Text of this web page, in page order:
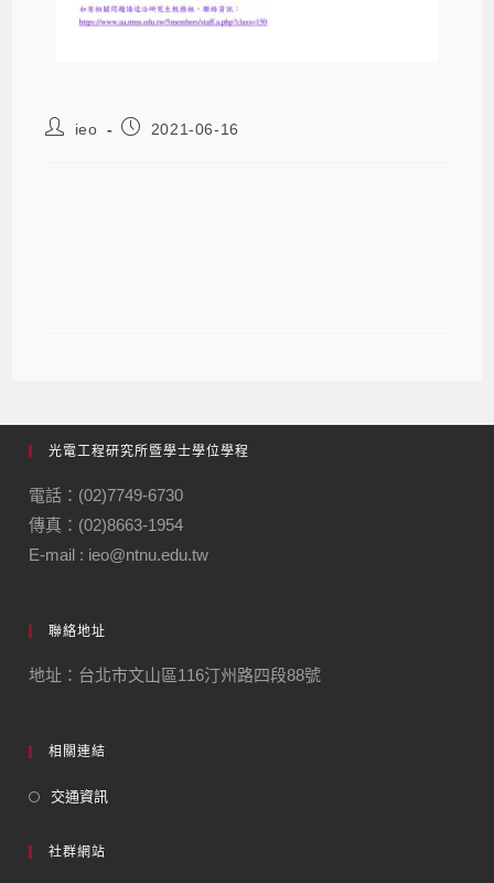
ieo 2021-06-16
光電工程研究所暨學士學位學程
電話：(02)7749-6730
傳真：(02)8663-1954
E-mail : ieo@ntnu.edu.tw
聯絡地址
地址：台北市文山區116汀州路四段88號
相關連結
交通資訊
社群網站